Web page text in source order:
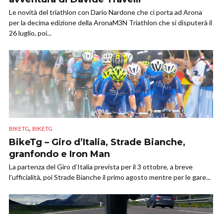
Le novità del triathlon con Dario Nardone che ci porta ad Arona
per la decima edizione della AronaM3N Triathlon che si disputerà il
26 luglio, poi...
BIKETG, BIKETG
BikeTg – Giro d’Italia, Strade Bianche,
granfondo e Iron Man
La partenza del Giro d’Italia prevista per il 3 ottobre, a breve
l’ufficialità, poi Strade Bianche il primo agosto mentre per le gare...